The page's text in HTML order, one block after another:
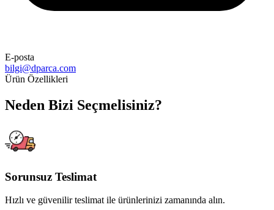
E-posta
bilgi@dparca.com
Ürün Özellikleri
Neden Bizi Seçmelisiniz?
Sorunsuz Teslimat
Hızlı ve güvenilir teslimat ile ürünlerinizi zamanında alın.